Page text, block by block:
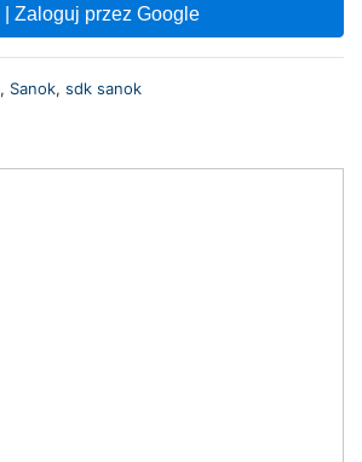
| Zaloguj przez Google
, Sanok, sdk sanok